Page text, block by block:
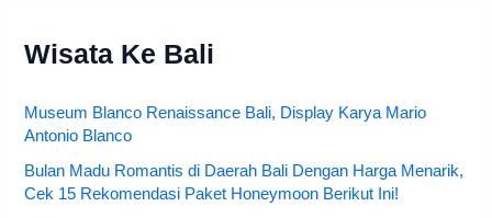
Wisata Ke Bali
Museum Blanco Renaissance Bali, Display Karya Mario
Antonio Blanco
Bulan Madu Romantis di Daerah Bali Dengan Harga Menarik,
Cek 15 Rekomendasi Paket Honeymoon Berikut Ini!